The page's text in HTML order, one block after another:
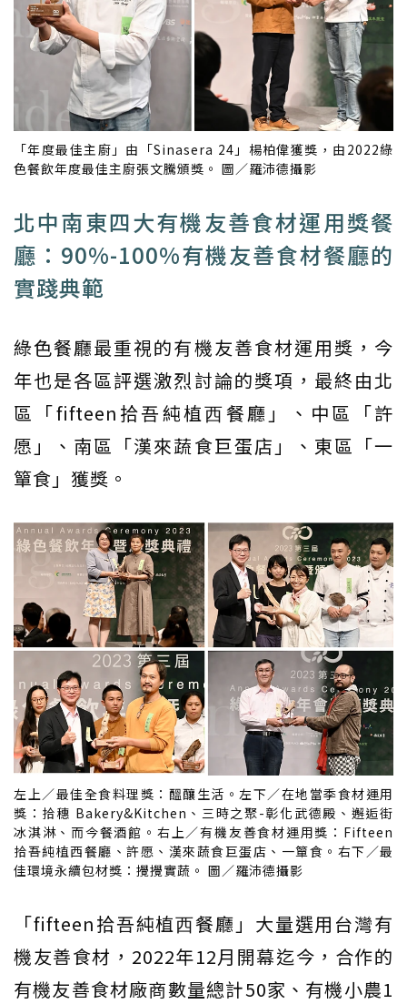
「年度最佳主廚」由「Sinasera 24」楊柏偉獲獎，由2022綠
色餐飲年度最佳主廚張文騰頒獎。 圖／羅沛德攝影
北中南東四大有機友善食材運用獎餐
廳：90%-100%有機友善食材餐廳的
實踐典範
綠色餐廳最重視的有機友善食材運用獎，今
年也是各區評選激烈討論的獎項，最終由北
區「fifteen拾吾純植⻄餐廳」、中區「許
愿」、南區「漢來蔬食巨蛋店」、東區「一
簞食」獲獎。
左上／最佳全食料理獎：醞釀生活。左下／在地當季食材運用
獎：拾穗 Bakery&Kitchen、三時之聚-彰化武德殿、邂逅街
冰淇淋、而今餐酒館。右上／有機友善食材運用獎：Fifteen
拾吾純植西餐廳、許愿、漢來蔬食巨蛋店、一簞食。右下／最
佳環境永續包材獎：攪攪實蔬。 圖／羅沛德攝影
「fifteen拾吾純植⻄餐廳」大量選用台灣有
機友善食材，2022年12月開幕迄今，合作的
有機友善食材廠商數量總計50家、有機小農1